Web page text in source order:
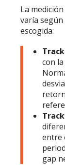
La
varía
escogida:
con
entre
gap